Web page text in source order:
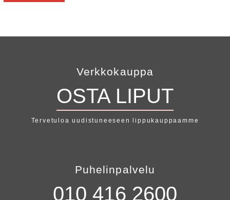
Verkkokauppa
OSTA LIPUT
Tervetuloa uudistuneeseen lippukauppaamme
Puhelinpalvelu
010 416 2600